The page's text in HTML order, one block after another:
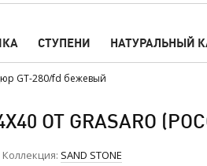
СТУПЕНИ НАТУРАЛЬНЫЙ
GT-280/fd бежевый
ОТ GRASARO
Коллекция SAND STONE